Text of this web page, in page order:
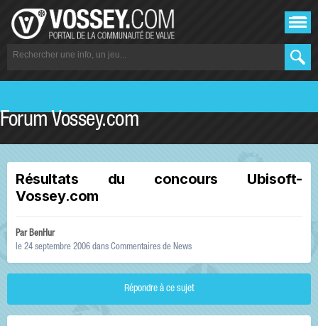
Forum Vossey.com
Résultats du concours Ubisoft-
Vossey.com
ParBenHur
le 24 septembre 2006 dans Commentaires de News
Répondre à ce sujet